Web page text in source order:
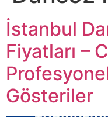
İstanbul
Fiyatları –
Gösteriler